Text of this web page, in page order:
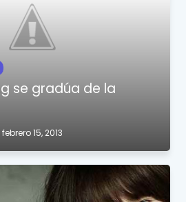
se gradúa de la
febrero 15, 2013